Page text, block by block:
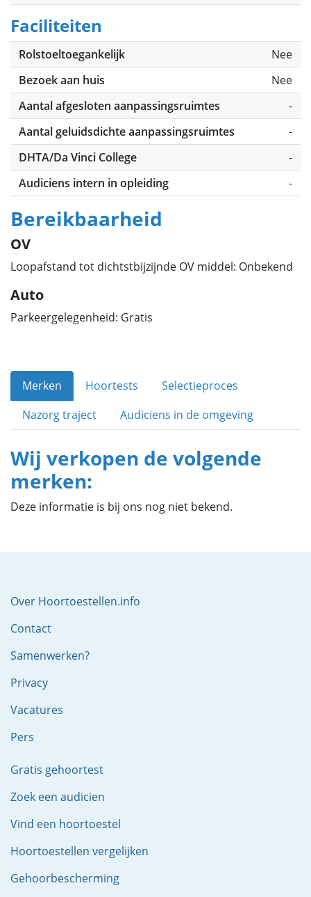
Faciliteiten
Rolstoeltoegankelijk
Nee
Bezoek aan huis
Nee
Aantal afgesloten aanpassingsruimtes
-
Aantal geluidsdichte aanpassingsruimtes
-
DHTA/Da Vinci College
-
Audiciens intern in opleiding
-
Bereikbaarheid
OV
Loopafstand tot dichtstbijzijnde OV middel: Onbekend
Auto
Parkeergelegenheid: Gratis
Merken Hoortests
Selectieproces
Nazorg traject
Audiciens in de omgeving
Wij verkopen de volgende
merken:
Deze informatie is bij ons nog niet bekend.
Over Hoortoestellen.info
Contact
Samenwerken?
Privacy
Vacatures
Pers
Gratis gehoortest
Zoek een audicien
Vind een hoortoestel
Hoortoestellen vergelijken
Gehoorbescherming